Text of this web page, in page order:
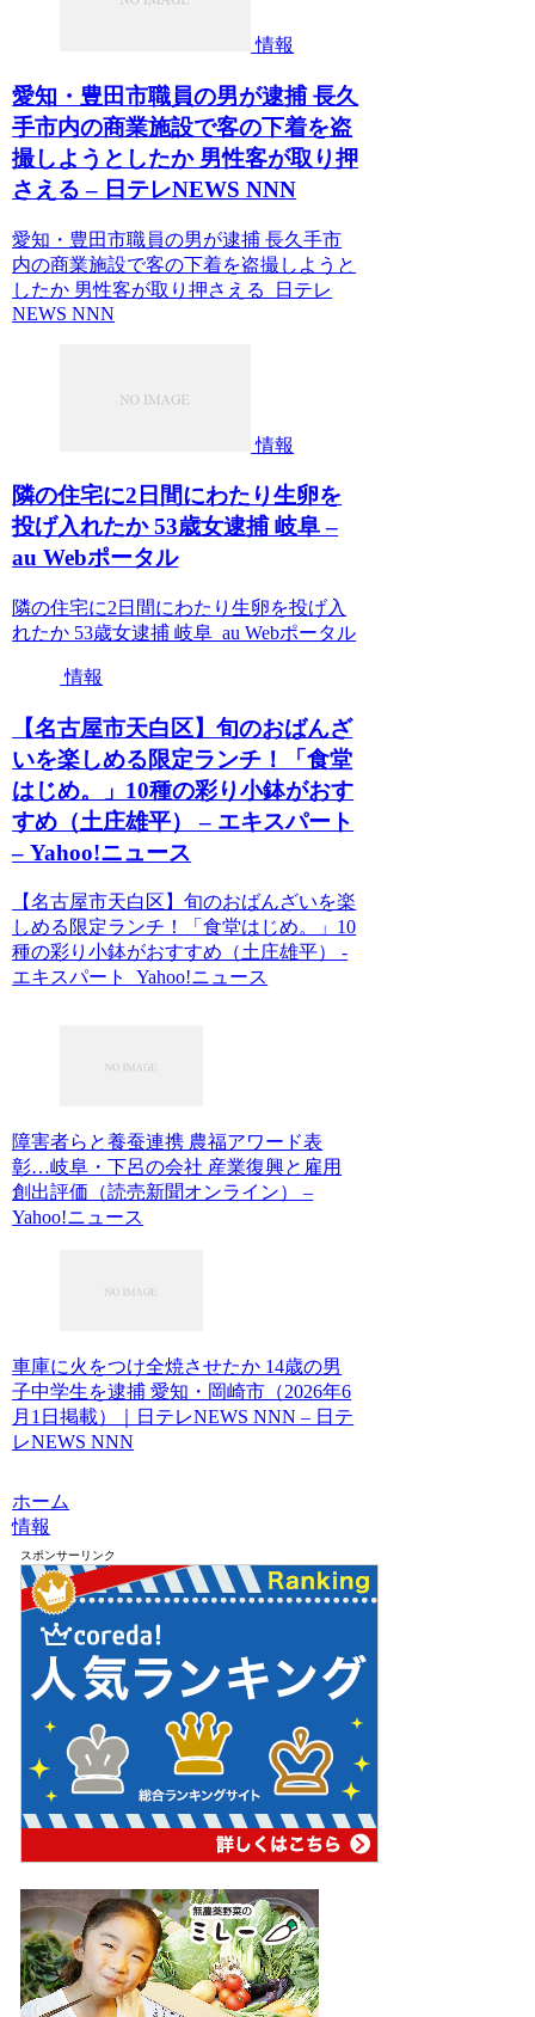
情報
愛知・豊田市職員の男が逮捕 長久
手市内の商業施設で客の下着を盗
撮しようとしたか 男性客が取り押
さえる – 日テレNEWS NNN
愛知・豊田市職員の男が逮捕 長久手市
内の商業施設で客の下着を盗撮しようと
したか 男性客が取り押さえる 日テレ
NEWS NNN
情報
隣の住宅に2日間にわたり生卵を
投げ入れたか 53歳女逮捕 岐阜 –
au Webポータル
隣の住宅に2日間にわたり生卵を投げ入
れたか 53歳女逮捕 岐阜 au Webポータル
情報
【名古屋市天白区】旬のおばんざ
いを楽しめる限定ランチ！「食堂
はじめ。」10種の彩り小鉢がおす
すめ（土庄雄平） – エキスパート
– Yahoo!ニュース
【名古屋市天白区】旬のおばんざいを楽
しめる限定ランチ！「食堂はじめ。」10
種の彩り小鉢がおすすめ（土庄雄平） -
エキスパート Yahoo!ニュース
障害者らと養蚕連携 農福アワード表
彰…岐阜・下呂の会社 産業復興と雇用
創出評価（読売新聞オンライン） –
Yahoo!ニュース
車庫に火をつけ全焼させたか 14歳の男
子中学生を逮捕 愛知・岡崎市（2026年6
月1日掲載）｜日テレNEWS NNN – 日テ
レNEWS NNN
ホーム
情報
スポンサーリンク